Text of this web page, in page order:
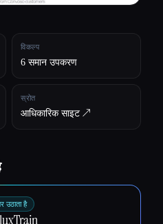
विकल्प
6 समान उपकरण
स्रोत
आधिकारिक साइट ↗︎
उठाता है